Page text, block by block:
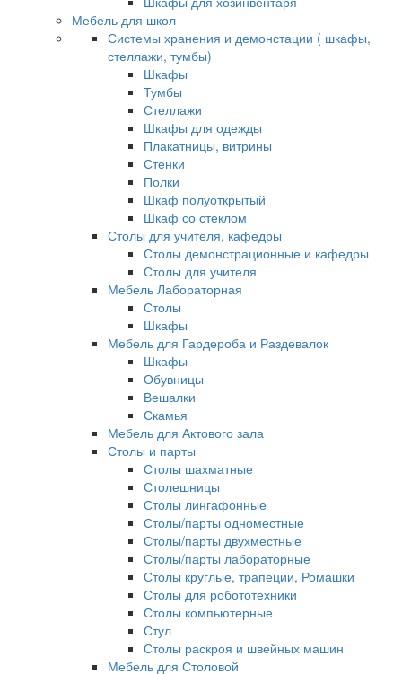
Мебель для школ
Системы хранения и демонстации ( шкафы,
стеллажи, тумбы)
Шкафы
Тумбы
Стеллажи
Шкафы для одежды
Плакатницы, витрины
Стенки
Полки
Шкаф полуоткрытый
Шкаф со стеклом
Столы для учителя, кафедры
Столы демонстрационные и кафедры
Столы для учителя
Мебель Лабораторная
Столы
Шкафы
Мебель для Гардероба и Раздевалок
Шкафы
Обувницы
Вешалки
Скамья
Мебель для Актового зала
Столы и парты
Столы шахматные
Столешницы
Столы лингафонные
Столы/парты одноместные
Столы/парты двухместные
Столы/парты лабораторные
Столы круглые, трапеции, Ромашки
Столы для робототехники
Столы компьютерные
Стул
Столы раскроя и швейных машин
Мебель для Столовой